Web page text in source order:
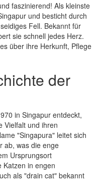
faszinierend! Als kleinste
und besticht durch
Fell. Bekannt für
sie schnell jedes Herz.
über ihre Herkunft, Pflege
der
in Singapur entdeckt,
Vielfalt und ihren
"Singapura" leitet sich
ab, was die enge
Ursprungsort
Katzen in engen
als "drain cat" bekannt